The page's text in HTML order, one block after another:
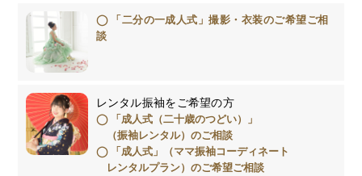
「二分の一成人式」撮影・衣装のご希望ご相
談
レンタル振袖をご希望の方
「成人式（二十歳のつどい）」
（振袖レンタル）のご相談
「成人式」（ママ振袖コーディネート
レンタルプラン）のご希望ご相談